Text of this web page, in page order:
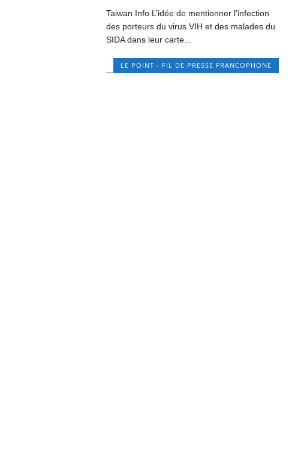
Taiwan Info L’idée de mentionner l’infection
des porteurs du virus VIH et des malades du
SIDA dans leur carte...
LE POINT - FIL DE PRESSE FRANCOPHONE